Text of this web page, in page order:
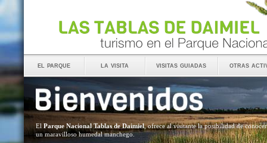
el parque la visita visitas guiadas otras
El Parque Nacional Tablas de Daimiel, ofrece al visitante la posibilidad de conocer
un maravilloso humedal manchego.